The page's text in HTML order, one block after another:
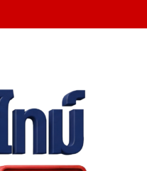
ลียสิ่งกีดขวางใต้สะพาน บรรเ